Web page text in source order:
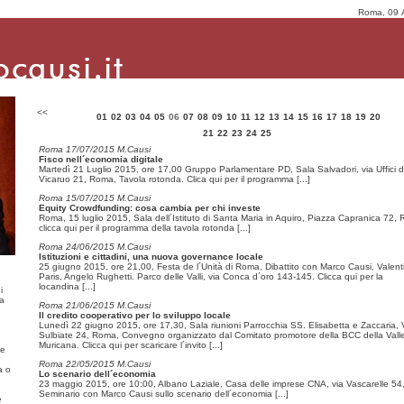
Roma, 09
o
<< 01 02 03 04 05 06 07 08 09 10 11 12 13 14 15 16 17 18 19 20
21 22 23 24 25
Roma 17/07/2015 M.Causi
Fisco nell´economia digitale
Martedì 21 Luglio 2015, ore 17,00 Gruppo Parlamentare PD, Sala Salvadori, via Uffici
Vicaruo 21, Roma, Tavola rotonda. Clica qui per il programma [...]
Roma 15/07/2015 M.Causi
Equity Crowdfunding: cosa cambia per chi investe
Roma, 15 luglio 2015, Sala dell´Istituto di Santa Maria in Aquiro, Piazza Capranica 72,
clicca qui per il programma della tavola rotonda [...]
Roma 24/06/2015 M.Causi
Istituzioni e cittadini, una nuova governance locale
25 giugno 2015, ore 21,00, Festa de l´Unità di Roma, Dibattito con Marco Causi,
Paris, Angelo Rughetti. Parco delle Valli, via Conca d´oro 143-145. Clicca qui per la
locandina [...]
Roma 21/06/2015 M.Causi
Il credito cooperativo per lo sviluppo locale
Lunedì 22 giugno 2015, ore 17,30, Sala riunioni Parrocchia SS. Elisabetta e Zaccaria,
Sulbiate 24, Roma, Convegno organizzato dal Comitato promotore della BCC della
Muricana. Clicca qui per scaricare l´invito [...]
Roma 22/05/2015 M.Causi
Lo scenario dell´economia
23 maggio 2015, ore 10:00, Albano Laziale, Casa delle imprese CNA, via Vascarelle 54,
Seminario con Marco Causi sullo scenario dell´economia [...]